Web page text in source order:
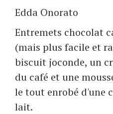
Edda Onorato
Entremets chocolat
(mais plus facile et
biscuit joconde, un
du café et une
le tout enrobé d'une
lait.